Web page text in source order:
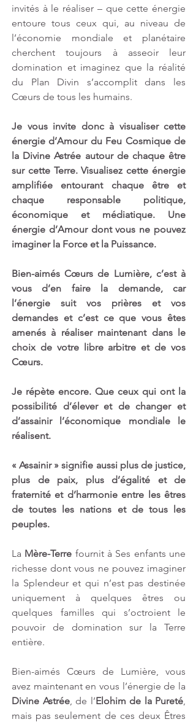
invités à le réaliser – que cette énergie
entoure tous ceux qui, au niveau de
l’économie mondiale et planétaire
cherchent toujours à asseoir leur
domination et imaginez que la réalité
du Plan Divin s’accomplit dans les
Cœurs de tous les humains.
Je vous invite donc à visualiser cette
énergie d’Amour du Feu Cosmique de
la Divine Astrée autour de chaque être
sur cette Terre. Visualisez cette énergie
amplifiée entourant chaque être et
chaque responsable politique,
économique et médiatique. Une
énergie d’Amour dont vous ne pouvez
imaginer la Force et la Puissance.
Bien-aimés Cœurs de Lumière, c’est à
vous d’en faire la demande, car
l’énergie suit vos prières et vos
demandes et c’est ce que vous êtes
amenés à réaliser maintenant dans le
choix de votre libre arbitre et de vos
Cœurs.
Je répète encore. Que ceux qui ont la
possibilité d’élever et de changer et
d’assainir l’économique mondiale le
réalisent.
« Assainir » signifie aussi plus de justice,
plus de paix, plus d’égalité et de
fraternité et d’harmonie entre les êtres
de toutes les nations et de tous les
peuples.
La Mère-Terre fournit à Ses enfants une
richesse dont vous ne pouvez imaginer
la Splendeur et qui n’est pas destinée
uniquement à quelques êtres ou
quelques familles qui s’octroient le
pouvoir de domination sur la Terre
entière.
Bien-aimés Cœurs de Lumière, vous
Divine Astrée, de l’Elohim de la Pureté,
mais pas seulement de ces deux Êtres